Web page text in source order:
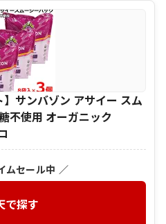
】サンバゾン アサイー スム
不使用 オーガニック
ムセール中 ／
で探す